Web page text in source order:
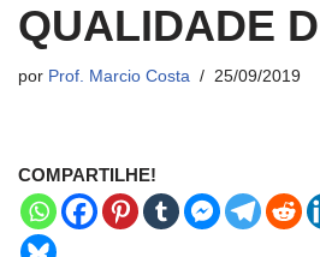
QUALIDADE
por Prof. Marcio Costa 25/09/2019
COMPARTILHE!